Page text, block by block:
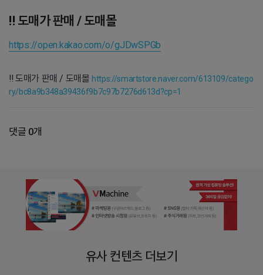
‼️ 도매가 판매 / 도매몰
https://open.kakao.com/o/gJDwSPGb
‼️ 도매가 판매 / 도매몰https://smartstore.naver.com/613109/catego
ry/bc8a9b348a39436f9b7c97b7276d613d?cp=1
댓글 0개
유사 컨텐츠 더보기